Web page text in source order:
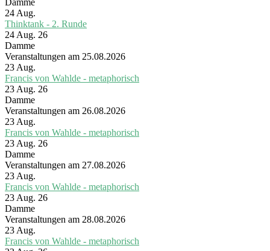
Damme
24 Aug.
Thinktank - 2. Runde
24 Aug. 26
Damme
Veranstaltungen am 25.08.2026
23 Aug.
Francis von Wahlde - metaphorisch
23 Aug. 26
Damme
Veranstaltungen am 26.08.2026
23 Aug.
Francis von Wahlde - metaphorisch
23 Aug. 26
Damme
Veranstaltungen am 27.08.2026
23 Aug.
Francis von Wahlde - metaphorisch
23 Aug. 26
Damme
Veranstaltungen am 28.08.2026
23 Aug.
Francis von Wahlde - metaphorisch